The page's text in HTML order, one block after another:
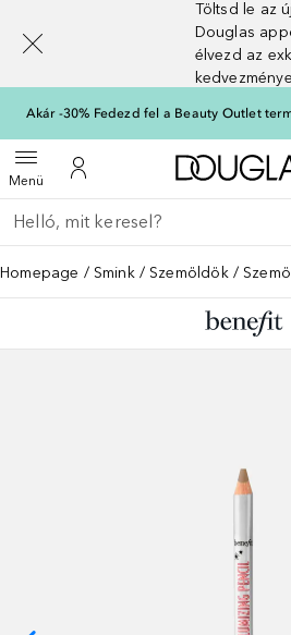
Töltsd le az
Douglas
élvezd az
Akár -30% Fedezd fel a Beauty Outlet
MenüMenü megnyitása
A fiókomhoz
Menj vissza
Keresés végrehajtása
Homepage Smink Szemöldök
[navigation.slideout.screenreader]